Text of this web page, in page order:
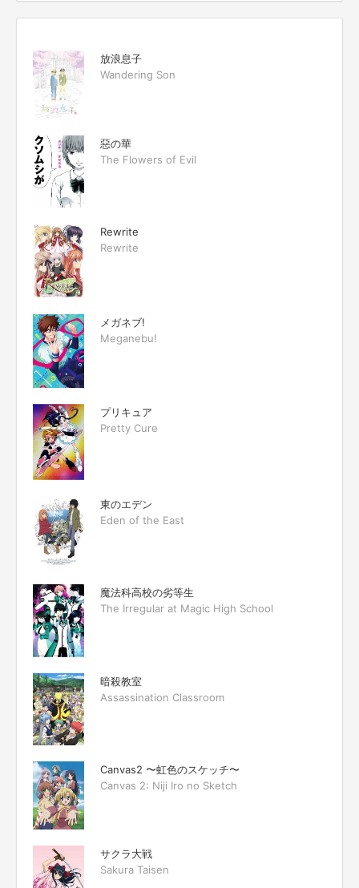
放浪息子
Wandering Son
惡の華
The Flowers of Evil
Rewrite
Rewrite
メガネブ!
Meganebu!
プリキュア
Pretty Cure
東のエデン
Eden of the East
魔法科高校の劣等生
The Irregular at Magic High School
暗殺教室
Assassination Classroom
Canvas2 〜虹色のスケッチ〜
Canvas 2: Niji Iro no Sketch
サクラ大戦
Sakura Taisen